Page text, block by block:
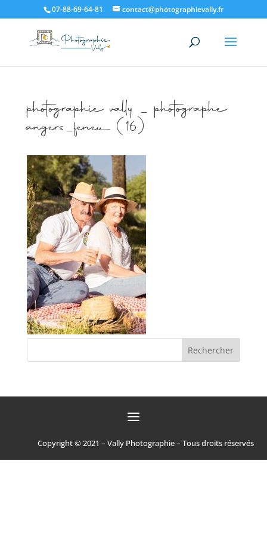
07-88-69-64-81 contact@photographievally.fr
photographie vally _ photographe
angers_feneu (16)
Copyright © 2021 – Vally Photographie – Tous droits réservés